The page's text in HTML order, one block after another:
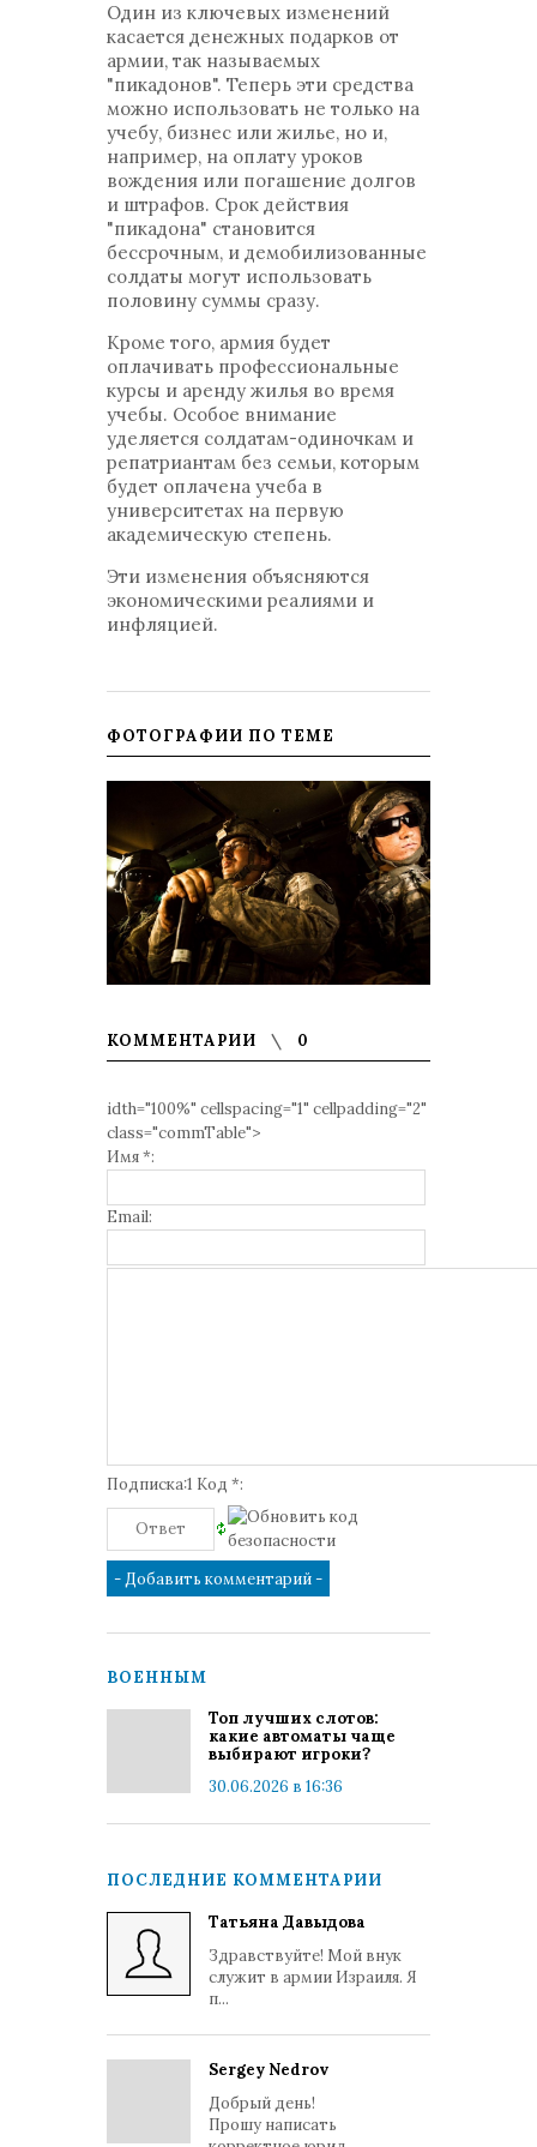
Один из ключевых изменений
касается денежных подарков от
армии, так называемых
"пикадонов". Теперь эти средства
можно использовать не только на
учебу, бизнес или жилье, но и,
например, на оплату уроков
вождения или погашение долгов
и штрафов. Срок действия
"пикадона" становится
бессрочным, и демобилизованные
солдаты могут использовать
половину суммы сразу.
Кроме того, армия будет
оплачивать профессиональные
курсы и аренду жилья во время
учебы. Особое внимание
уделяется солдатам-одиночкам и
репатриантам без семьи, которым
будет оплачена учеба в
университетах на первую
академическую степень.
Эти изменения объясняются
экономическими реалиями и
инфляцией.
ФОТОГРАФИИ ПО ТЕМЕ
КОММЕНТАРИИ 0
idth="100%" cellspacing="1" cellpadding="2"
class="commTable">
Имя *:
Email:
Подписка:1 Код *:
ВОЕННЫМ
Топ лучших слотов:
какие автоматы чаще
выбирают игроки?
30.06.2026 в 16:36
ПОСЛЕДНИЕ КОММЕНТАРИИ
Татьяна Давыдова
Здравствуйте! Мой внук
служит в армии Израиля. Я
п...
Sergey Nedrov
Добрый день!
Прошу написать